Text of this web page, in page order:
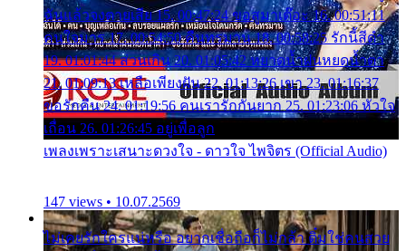
ฉันแล้วจงตายเสีย 15. 00:47:24 ขอสูมาเต๊อะ 16. 00:51:11
คนใจมาร 17. 00:54:50 คืนทรมาน 18. 00:58:25 รักนี้สีดำ
19. 01:01:44 ส่วนเกิน 20. 01:05:42 หยาดน้ำฝนหยดน้ำตา
21. 01:09:13 เหลือเพียงฝัน 22. 01:13:26 เขา 23. 01:16:37
ขอรักคืน 24. 01:19:56 คนเรารักกันยาก 25. 01:23:06 หัวใจ
เถื่อน 26. 01:26:45 อยู่เพื่อลูก
เพลงเพราะเสนาะดวงใจ - ดาวใจ ไพจิตร (Official Audio)
147 views • 10.07.2569
ไม่เคยรักใครแน่หรือ อยากเชื่อถือก็ไม่กล้า ติ๋มใช่คนสวย